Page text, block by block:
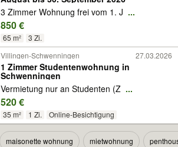
3 Zimmer Wohnung frei vom 1. J ...
850 €
65 m² 3 Zi.
Villingen-Schwenningen 27.03.2026
1 Zimmer Studentenwohnung in
Schwenningen
Vermietung nur an Studenten (Z ...
520 €
35 m² 1 Zi. Online-Besichtigung
maisonette wohnung mietwohnung